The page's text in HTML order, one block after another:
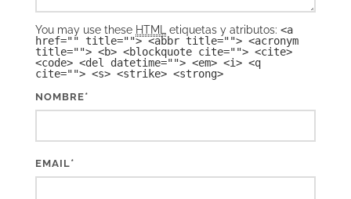
You may use these HTML etiquetas y atributos: <a
href="" title=""> <abbr title=""> <acronym
title=""> <b> <blockquote cite=""> <cite>
<code> <del datetime=""> <em> <i> <q
cite=""> <s> <strike> <strong>
NOMBRE*
EMAIL*